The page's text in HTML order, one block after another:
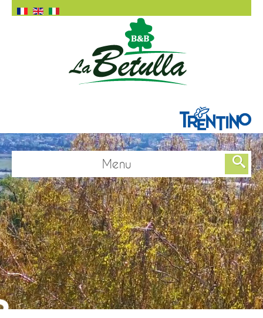
Menu
Home
Camere
Camera Acero
Camera Ciliegio
Camera Quercia
Appartamento
Prezzi